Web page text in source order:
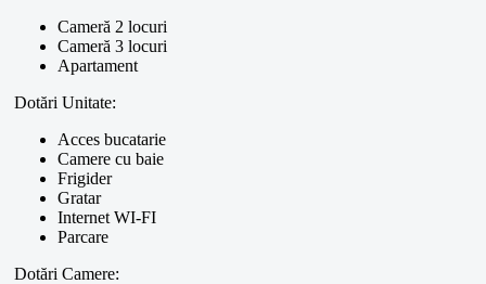
Cameră 2 locuri
Cameră 3 locuri
Apartament
Dotări Unitate:
Acces bucatarie
Camere cu baie
Frigider
Gratar
Internet WI-FI
Parcare
Dotări Camere: